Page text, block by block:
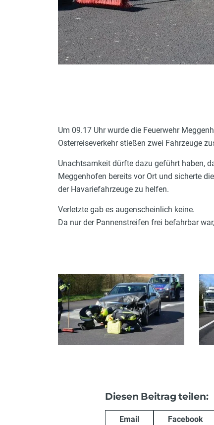
Um 09.17 Uhr wurde die Feuerwehr
Osterreiseverkehr stießen zwei Fahrzeuge
Unachtsamkeit dürfte dazu geführt haben,
Meggenhofen bereits vor Ort und sicherte
der Havariefahrzeuge zu helfen.
Verletzte gab es augenscheinlich keine.
Da nur der Pannenstreifen frei befahrbar
Diesen Beitrag teilen:
Email Facebook